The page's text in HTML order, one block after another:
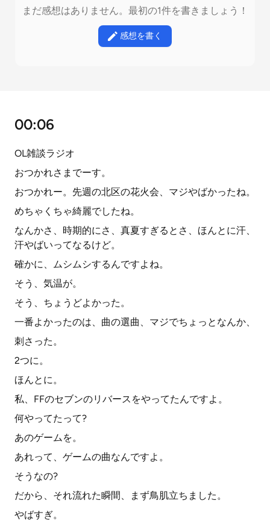
まだ感想はありません。最初の1件を書きましょう！
感想を書く
00:06
OL雑談ラジオ
おつかれさまでーす。
おつかれー。先週の北区の花火会、マジやばかったね。
めちゃくちゃ綺麗でしたね。
なんかさ、時期的にさ、真夏すぎるとさ、ほんとに汗、
汗やばいってなるけど。
確かに、ムシムシするんですよね。
そう、気温が。
そう、ちょうどよかった。
一番よかったのは、曲の選曲、マジでちょっとなんか、
刺さった。
2つに。
ほんとに。
私、FFのセブンのリバースをやってたんですよ。
何やってたって?
あのゲームを。
あれって、ゲームの曲なんですよ。
そうなの?
だから、それ流れた瞬間、まず鳥肌立ちました。
やばすぎ。